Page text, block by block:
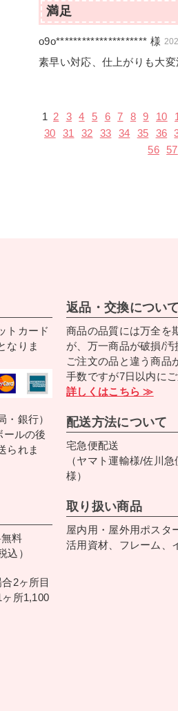
満足
o9o********************* 様
素早い対応、仕上がりも大
1 2 3 4 5 6 7 8 9 10
30
31 32 33 34 35 36
56
57
トカード
なりま
銀行）
ルの後
られま
料
込）
2ヶ所目
所1,100
返品・交換について
商品の品質には万全を
が、万一商品が破損/汚
ご注文の品と違う商品
手数ですが7日以内にご
詳しくはこちら ≫
配送方法について
宅急便配送
（ヤマト運輸様/佐川
様）
取り扱い商品
屋内用・屋外用ポスタ
活用資材、フレーム、